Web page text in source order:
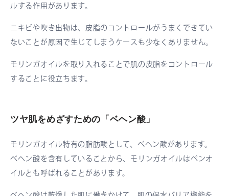
ルする作用があります。
ニキビや吹き出物は、皮脂のコントロールがうまくできてい
ないことが原因で生じてしまうケースも少なくありません。
モリンガオイルを取り入れることで肌の皮脂をコントロール
することに役立ちます。
ツヤ肌をめざすための「ベヘン酸」
モリンガオイル特有の脂肪酸として、ベヘン酸があります。
ベヘン酸を含有していることから、モリンガオイルはベンオ
イルとも呼ばれることがあります。